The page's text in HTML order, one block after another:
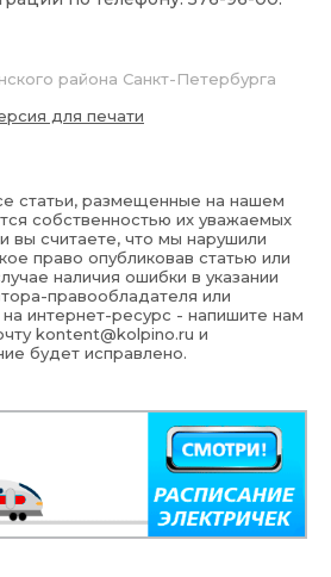
района Санкт-Петербурга
для печати
статьи, размещенные на нашем
собственностью их уважаемых
вы считаете, что мы нарушили
право опубликовав статью или
наличия ошибки в указании
правообладателя или
на интернет-ресурс - напишите нам
kontent@kolpino.ru и
будет исправлено.